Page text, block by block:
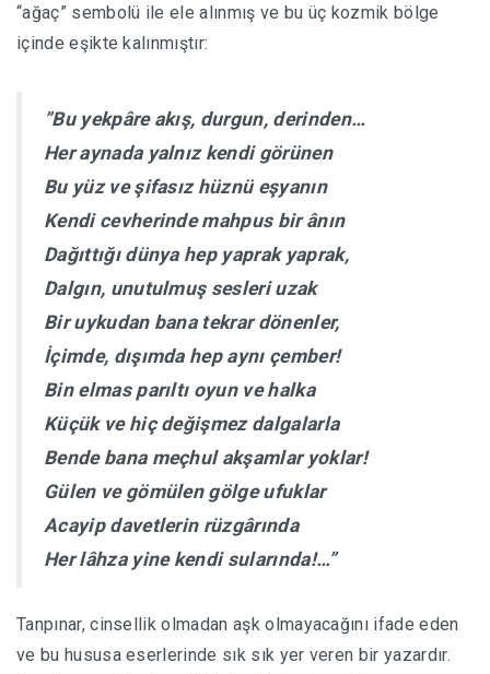
“ağaç” sembolü ile ele alınmış ve bu üç kozmik bölge
içinde eşikte kalınmıştır:
”Bu yekpâre akış, durgun, derinden…
Her aynada yalnız kendi görünen
Bu yüz ve şifasız hüznü eşyanın
Kendi cevherinde mahpus bir ânın
Dağıttığı dünya hep yaprak yaprak,
Dalgın, unutulmuş sesleri uzak
Bir uykudan bana tekrar dönenler,
İçimde, dışımda hep aynı çember!
Bin elmas parıltı oyun ve halka
Küçük ve hiç değişmez dalgalarla
Bende bana meçhul akşamlar yoklar!
Gülen ve gömülen gölge ufuklar
Acayip davetlerin rüzgârında
Her lâhza yine kendi sularında!…”
Tanpınar, cinsellik olmadan aşk olmayacağını ifade eden
ve bu hususa eserlerinde sık sık yer veren bir yazardır.